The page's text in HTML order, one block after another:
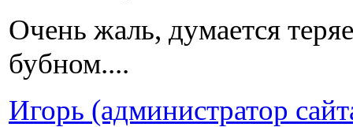
Очень жаль, думается
бубном....
Игорь (администратор